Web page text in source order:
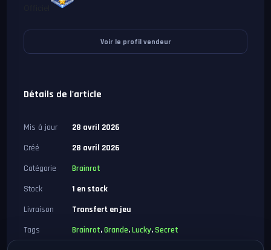
Voir le profil vendeur
Détails de l'article
Mis à jour
28 avril 2026
Créé
28 avril 2026
Catégorie
Brainrot
Stock
1 en stock
Livraison
Transfert en jeu
Tags
Brainrot,Grande,Lucky,Secret